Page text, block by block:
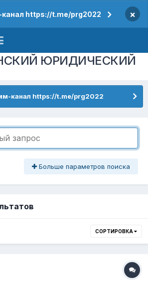
https://t.me/prg2022 ×
ЮРИДИЧЕСКИЙ
канал https://t.me/prg2022
Больше параметров поиска
СОРТИРОВКА